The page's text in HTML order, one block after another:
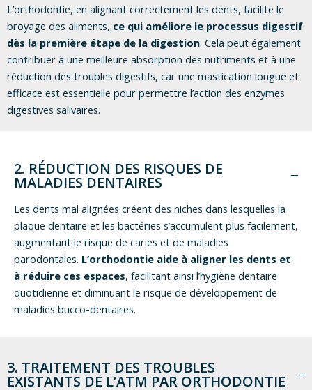
L’orthodontie, en alignant correctement les dents, facilite le
broyage des aliments, ce qui améliore le processus digestif
dès la première étape de la digestion. Cela peut également
contribuer à une meilleure absorption des nutriments et à une
réduction des troubles digestifs, car une mastication longue et
efficace est essentielle pour permettre l’action des enzymes
digestives salivaires.
2. RÉDUCTION DES RISQUES DE
MALADIES DENTAIRES
Les dents mal alignées créent des niches dans lesquelles la
plaque dentaire et les bactéries s’accumulent plus facilement,
augmentant le risque de caries et de maladies
parodontales. L’orthodontie aide à aligner les dents et
à réduire ces espaces, facilitant ainsi l’hygiène dentaire
quotidienne et diminuant le risque de développement de
maladies bucco-dentaires.
3. TRAITEMENT DES TROUBLES
EXISTANTS DE L’ATM PAR ORTHODONTIE